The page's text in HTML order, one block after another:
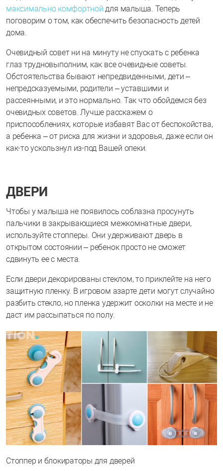
максимально комфортной для малыша. Теперь
поговорим о том, как обеспечить безопасность детей
дома.
Очевидный совет ни на минуту не спускать с ребенка
глаз трудновыполним, как все очевидные советы.
Обстоятельства бывают непредвиденными, дети –
непредсказуемыми, родители – уставшими и
рассеянными, и это нормально. Так что обойдемся без
очевидных советов. Лучше расскажем о
приспособлениях, которые избавят Вас от беспокойства,
а ребенка – от риска для жизни и здоровья, даже если он
как-то ускользнул из-под Вашей опеки.
ДВЕРИ
Чтобы у малыша не появилось соблазна просунуть
пальчики в закрывающиеся межкомнатные двери,
используйте стопперы. Они удерживают дверь в
открытом состоянии – ребенок просто не сможет
сдвинуть ее с места.
Если двери декорированы стеклом, то приклейте на него
защитную пленку. В игровом азарте дети могут случайно
разбить стекло, но пленка удержит осколки на месте и не
даст им рассыпаться по полу.
Стоппер и блокираторы для дверей